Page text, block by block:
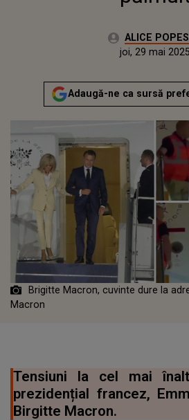
Autor:ALICE
Actualizat:
joi, 29 mai 2025
Adaugă-ne ca sursă
Brigitte Macron, cuvinte dure la
Macron
Tensiuni la cel mai
prezidențial francez,
Birgitte Macron.